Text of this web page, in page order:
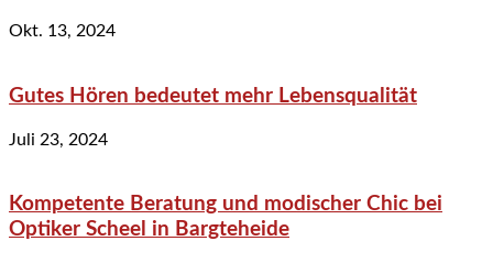
Okt. 13, 2024
Gutes Hören bedeutet mehr Lebensqualität
Juli 23, 2024
Kompetente Beratung und modischer Chic bei
Optiker Scheel in Bargteheide